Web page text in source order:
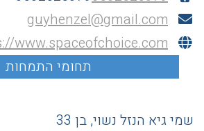
guyhenzel@gmail.com
www.spaceofchoice.com/
שמי גיא הנזל נשוי, בן 33